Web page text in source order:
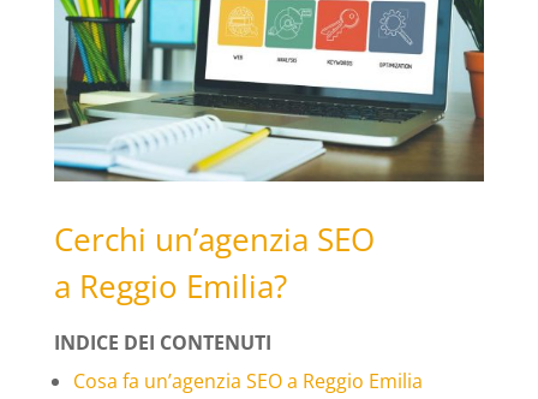
Cerchi un’agenzia SEO
a Reggio Emilia?
INDICE DEI CONTENUTI
Cosa fa un’agenzia SEO a Reggio Emilia